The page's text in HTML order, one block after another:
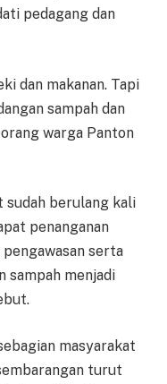
pedagang dan
dan makanan. Tapi
sampah dan
warga Panton
sudah berulang kali
penanganan
serta
sampah menjadi
masyarakat
turut